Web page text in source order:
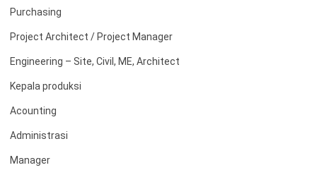
Purchasing
Project Architect / Project Manager
Engineering – Site, Civil, ME, Architect
Kepala produksi
Acounting
Administrasi
Manager